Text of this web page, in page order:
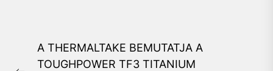
navigáció
A THERMALTAKE BEMUTATJA A
TOUGHPOWER TF3 TITANIUM